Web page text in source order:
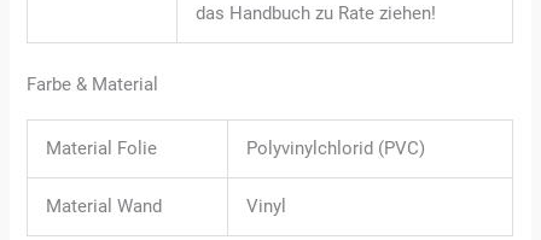
das Handbuch zu Rate ziehen!
Farbe & Material
Material Folie Polyvinylchlorid (PVC)
Material Wand Vinyl